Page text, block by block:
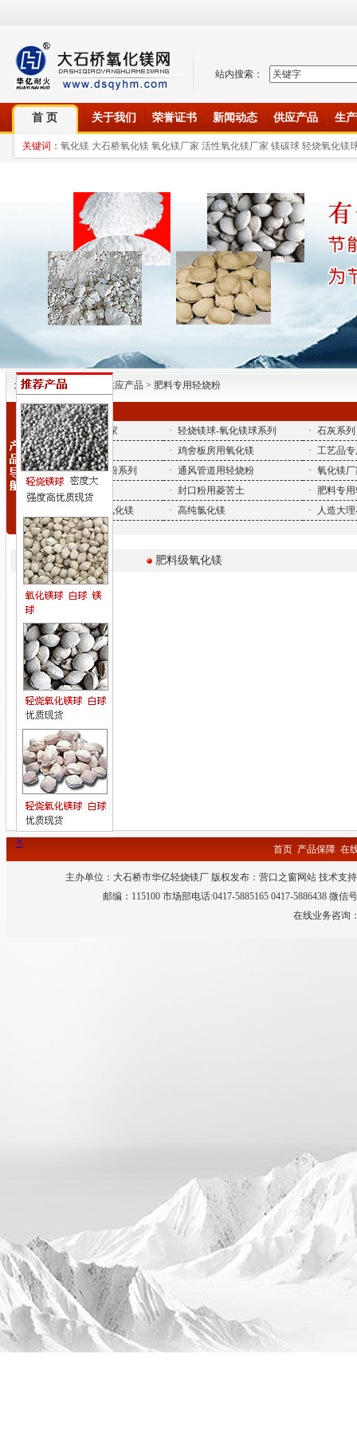
站内搜索：
首 页 关于我们 荣誉证书 新闻动态 供应产品 生
关键词： 氧化镁 大石桥氧化镁 氧化镁厂家 活性氧化镁厂家 镁碳球 轻烧氧化
您所在的位置| 首页 > 供应产品 > 肥料专用轻烧粉
· 氧化镁-氧化镁厂家 · 轻烧镁球-氧化镁球系列 · 石灰系列
· 砂轮磨具用镁粉 · 鸡舍板房用氧化镁 · 工艺品
· 氧化镁厂家-砖底粉系列 · 通风管道用轻烧粉 · 氧化镁
·
脱硫用氧化镁 · 封口粉用菱苦土 ·
肥料专
衣架底盘用轻烧氧化镁 · 高纯氯化镁 · 人造大
肥料专用轻烧粉： 肥料级氧化镁
首页 产品保障 在
主办单位：大石桥市华亿轻烧镁厂 版权发布： 营口之窗网站 技术支
邮编：115100 市场部电话:0417-5885165 0417-5886438 微
在线业务咨询
×